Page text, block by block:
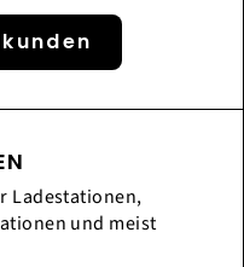
Ladestationen,
und meist